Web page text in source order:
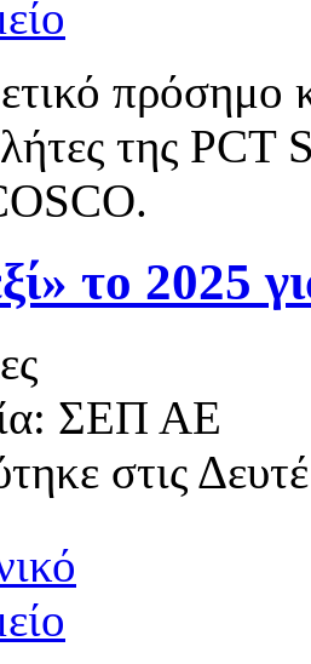
πρόσημο
της PCT
το 2025
ΣΕΠ ΑΕ
στις